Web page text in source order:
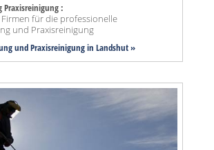
Praxisreinigung :
für die professionelle
und Praxisreinigung
und Praxisreinigung in Landshut »